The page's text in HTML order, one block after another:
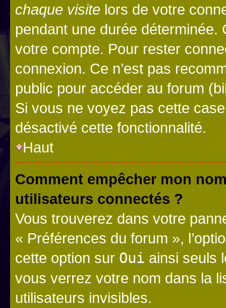
chaque visite lors de votre
pendant une durée déterminée.
votre compte. Pour rester
connexion. Ce n’est pas
public pour accéder au forum
Si vous ne voyez pas cette
désactivé cette fonctionnalité.
Haut
Comment empêcher mon
utilisateurs connectés ?
Vous trouverez dans votre
« Préférences du forum »,
cette option sur Oui ainsi seuls
vous verrez votre nom dans la
utilisateurs invisibles.